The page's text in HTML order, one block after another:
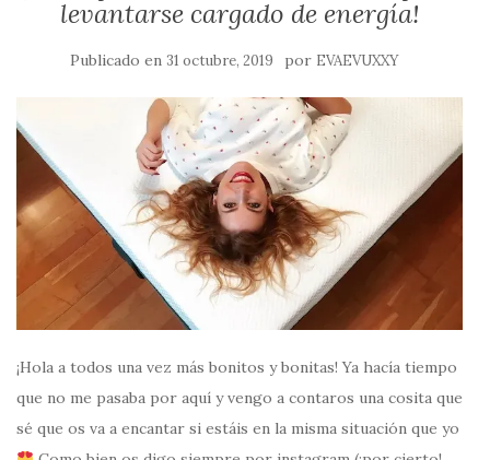
levantarse cargado de energía!
Publicado en 31 octubre, 2019 por EVAEVUXXY
¡Hola a todos una vez más bonitos y bonitas! Ya hacía tiempo
que no me pasaba por aquí y vengo a contaros una cosita que
sé que os va a encantar si estáis en la misma situación que yo